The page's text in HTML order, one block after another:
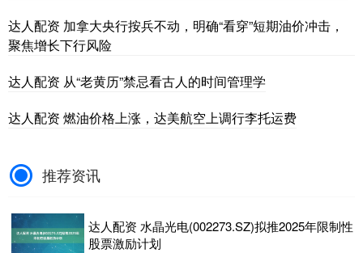
达人配资 加拿大央行按兵不动，明确“看穿”短期油价冲击，
聚焦增长下行风险
达人配资 从“老黄历”禁忌看古人的时间管理学
达人配资 燃油价格上涨，达美航空上调行李托运费
推荐资讯
达人配资 水晶光电(002273.SZ)拟推2025年限制性
股票激励计划